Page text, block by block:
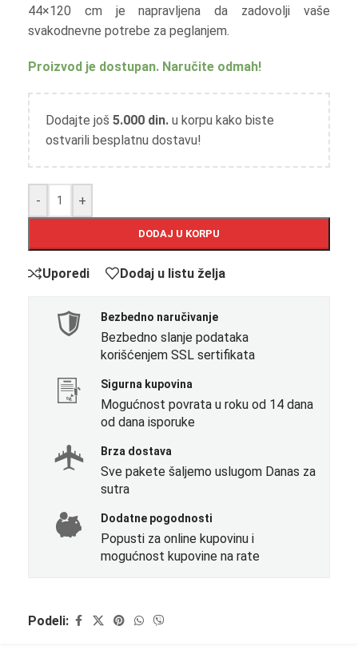
44×120 cm je napravljena da zadovolji vaše
svakodnevne potrebe za peglanjem.
Proizvod je dostupan. Naručite odmah!
Dodajte još 5.000 din. u korpu kako biste
ostvarili besplatnu dostavu!
- +
DODAJ U KORPU
Uporedi Dodaj u listu želja
Bezbedno naručivanje
Bezbedno slanje podataka
korišćenjem SSL sertifikata
Sigurna kupovina
Mogućnost povrata u roku od 14 dana
od dana isporuke
Brza dostava
Sve pakete šaljemo uslugom Danas za
sutra
Dodatne pogodnosti
Popusti za online kupovinu i
mogućnost kupovine na rate
Podeli: